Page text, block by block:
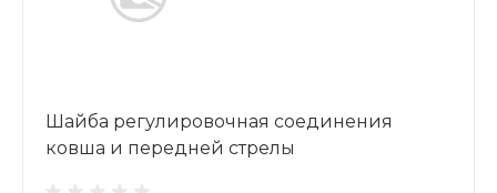
Шайба регулировочная соединения
ковша и передней стрелы